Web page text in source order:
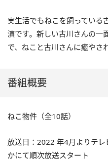
実生活でもねこを飼っている
演です。新しい古川さんの一
で、ねこと古川さんに癒やさ
番組概要
ねこ物件（全10話）
放送日：2022 年4月よりテレ
かにて順次放送スタート